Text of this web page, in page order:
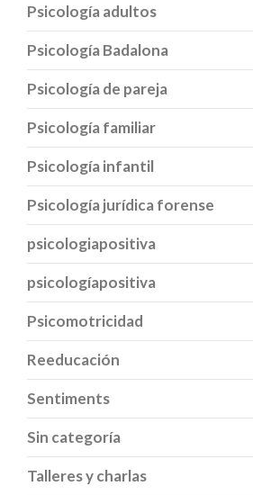
Psicología adultos
Psicología Badalona
Psicología de pareja
Psicología familiar
Psicología infantil
Psicología jurídica forense
psicologiapositiva
psicologíapositiva
Psicomotricidad
Reeducación
Sentiments
Sin categoría
Talleres y charlas